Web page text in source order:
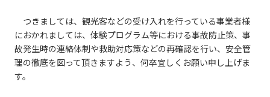
つきましては、観光客などの受け入れを行っている事業者様
におかれましては、体験プログラム等における事故防止策、事
故発生時の連絡体制や救助対応策などの再確認を行い、安全管
理の徹底を図って頂きますよう、何卒宜しくお願い申し上げま
す。